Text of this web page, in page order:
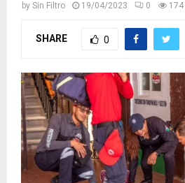
by Sin Filtro 19/04/2023 0 174
SHARE 0